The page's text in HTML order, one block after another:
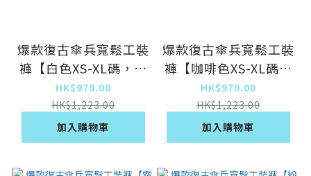
爆款復古傘兵寬鬆工裝
褲【白色XS-XL碼，下
單後與客服確認發貨尺
碼】
HK$979.00
HK$1,223.00
加入購物車
爆款復古傘兵寬鬆工裝
褲【咖啡色XS-XL碼，
下單後與客服確認發貨
尺碼】
HK$979.00
HK$1,223.00
加入購物車